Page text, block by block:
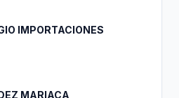
IMPORTACIONES
MARIACA